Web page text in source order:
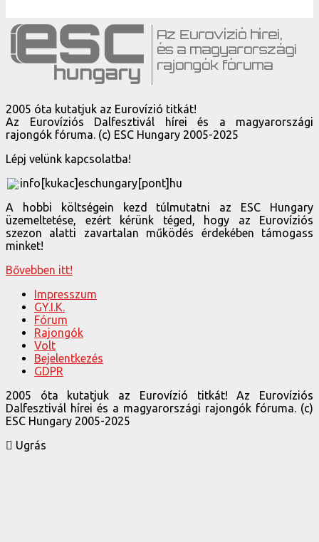
2005 óta kutatjuk az Eurovízió titkát!
Az Eurovíziós Dalfesztivál hírei és a magyarországi
rajongók fóruma. (c) ESC Hungary 2005-2025
Lépj velünk kapcsolatba!
info[kukac]eschungary[pont]hu
A hobbi költségein kezd túlmutatni az ESC Hungary
üzemeltetése, ezért kérünk téged, hogy az Eurovíziós
szezon alatti zavartalan működés érdekében támogass
minket!
Bővebben itt!
Impresszum
GY.I.K.
Fórum
Rajongók
Volt
Bejelentkezés
GDPR
2005 óta kutatjuk az Eurovízió titkát! Az Eurovíziós
Dalfesztivál hírei és a magyarországi rajongók fóruma. (c)
ESC Hungary 2005-2025
Ugrás